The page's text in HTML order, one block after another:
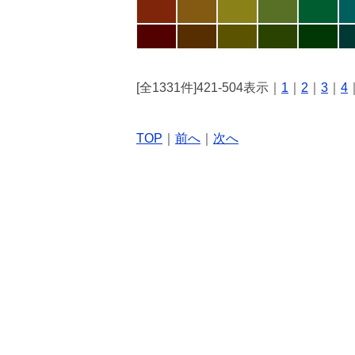
[全1331件]421-504表示｜ 1 2 3 4
TOP 前へ 次へ